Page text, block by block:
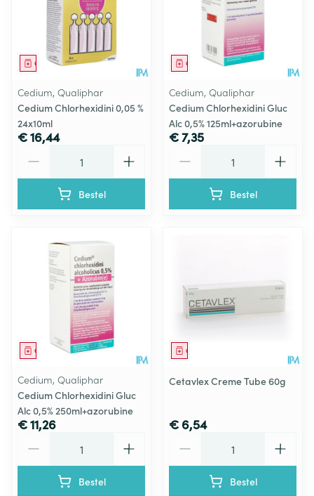
Geneesmiddel
Cedium, Qualiphar
Cedium Chlorhexidini 0,05 %
24x10ml
€ 16,44
Bestel
Geneesmiddel
Cedium, Qualiphar
Cedium Chlorhexidini Gluc
Alc 0,5% 125ml+azorubine
€ 7,35
Bestel
Geneesmiddel
Cedium, Qualiphar
Cedium Chlorhexidini Gluc
Alc 0,5% 250ml+azorubine
€ 11,26
Bestel
Geneesmiddel
Cetavlex Creme Tube 60g
€ 6,54
Bestel